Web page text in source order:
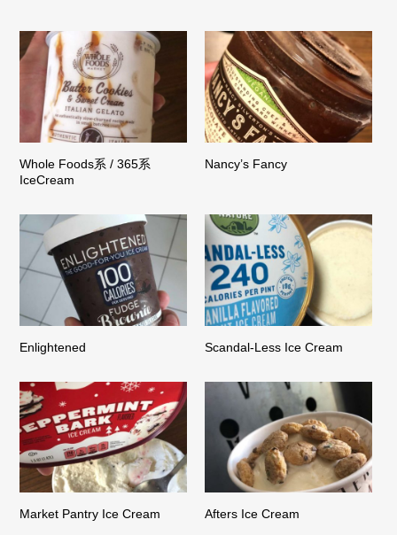
Whole Foods系 / 365系
IceCream
Nancy’s Fancy
Enlightened Scandal-Less Ice Cream
Market Pantry Ice Cream Afters Ice Cream